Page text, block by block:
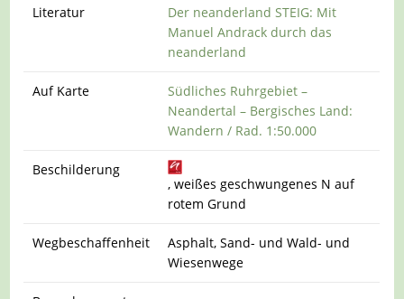
Literatur
Der neanderland STEIG: Mit
Manuel Andrack durch das
neanderland
Auf Karte
Südliches Ruhrgebiet –
Neandertal – Bergisches Land:
Wandern / Rad. 1:50.000
Beschilderung
, weißes geschwungenes N auf
rotem Grund
Wegbeschaffenheit
Asphalt, Sand- und Wald- und
Wiesenwege